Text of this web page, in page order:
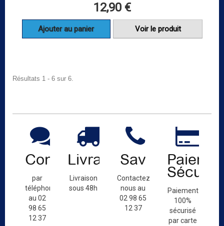
12,90 €
Ajouter au panier Voir le produit
Résultats 1 - 6 sur 6.
Contact
par
téléphone
au 02
98 65
12 37
Livraison
Livraison
sous 48h
Sav
Contactez-
nous au
02 98 65
12 37
Paiement
100%
sécurisé
par carte